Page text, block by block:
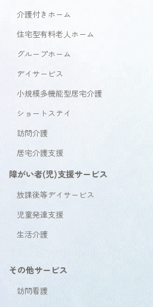
介護付きホーム
住宅型有料老人ホーム
グループホーム
デイサービス
小規模多機能型居宅介護
ショートステイ
訪問介護
居宅介護支援
障がい者(児)支援サービス
放課後等デイサービス
児童発達支援
生活介護
その他サービス
訪問看護